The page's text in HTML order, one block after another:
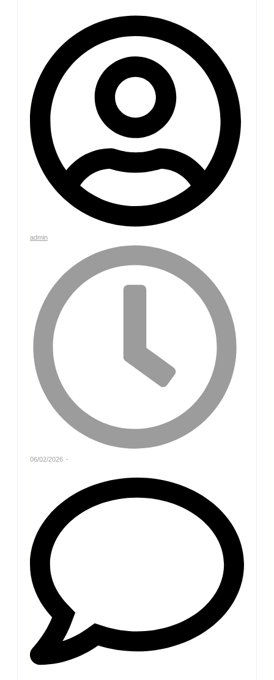
admin
06/02/2026 -